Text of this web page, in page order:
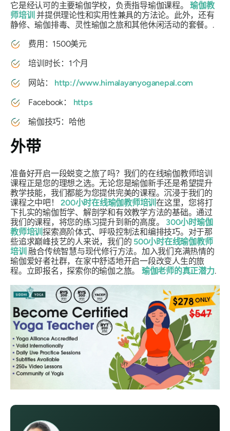
它是经认可的主要瑜伽学校，负责指导瑜伽课程。瑜伽教
师培训 并提供理论性和实用性兼具的方法论。此外，还有
静修、瑜伽排毒、灵性瑜伽之旅和其他休闲活动的套餐。.
费用：1500美元
培训时长：1个月
网站： http://www.himalayanyoganepal.com
Facebook： https
瑜伽技巧：哈他
外带
准备好开启一段蜕变之旅了吗？我们的在线瑜伽教师培训
课程正是您的理想之选。无论您是瑜伽新手还是希望提升
教学技能，我们都能为您提供完美的课程。沉浸于我们的
课程之中吧！200小时在线瑜伽教师培训在这里，您将打
下扎实的瑜伽哲学、解剖学和有效教学方法的基础。通过
我们的课程，将您的练习提升到新的高度。 300小时瑜伽
教师培训探索高阶体式、呼吸控制法和编排技巧。对于那
些追求巅峰技艺的人来说，我们的 500小时在线瑜伽教师
培训 融合传统智慧与现代修行方法。加入我们充满热情的
瑜伽爱好者社群，在家中舒适地开启一段改变人生的旅
程。立即报名，探索你的瑜伽之旅。 瑜伽老师的真正潜力.